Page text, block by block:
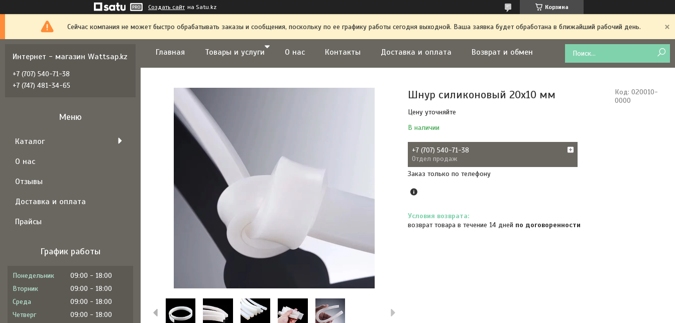
Создать сайт на Satu.kz Корзина
Сейчас компания не может быстро обрабатывать заказы и сообщения, поскольку по ее графику работы сегодня выходной. Ваша заявка будет обработана в ближайший рабочий день.
Главная Товары и услуги О нас Контакты Доставка и оплата Возврат и обмен
Шнур силиконовый 20x10 мм
Цену уточняйте
В наличии
Код: 020010-
0000
+7 (707) 540-71-38
Отдел продаж
Заказ только по телефону
возврат товара в течение 14 дней по договоренности
Интернет - магазин Wattsap.kz
+7 (707) 540-71-38
+7 (747) 481-34-65
Каталог
О нас
Отзывы
Доставка и оплата
Прайсы
График работы
Понедельник 09:00
18:00
Вторник
09:00
18:00
Среда
09:00
18:00
Четверг
09:00
18:00